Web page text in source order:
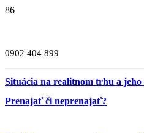
0902 404 899
Situácia na realitnom trhu a
Prenajať či neprenajať?